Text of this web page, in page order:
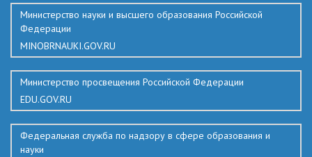
Министерство науки и высшего образования Российской
Федерации
MINOBRNAUKI.GOV.RU
Министерство просвещения Российской Федерации
EDU.GOV.RU
Федеральная служба по надзору в сфере образования и
науки